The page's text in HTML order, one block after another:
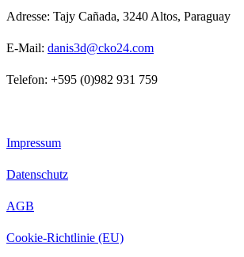
Adresse: Tajy Cañada, 3240 Altos, Paraguay
E-Mail: danis3d@cko24.com
Telefon: +595 (0)982 931 759
Impressum
Datenschutz
AGB
Cookie-Richtlinie (EU)